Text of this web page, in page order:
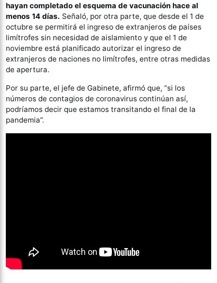
hayan completado el esquema de vacunación hace al
menos 14 días. Señaló, por otra parte, que desde el 1 de
octubre se permitirá el ingreso de extranjeros de países
limítrofes sin necesidad de aislamiento y que el 1 de
noviembre está planificado autorizar el ingreso de
extranjeros de naciones no limítrofes, entre otras medidas
de apertura.
Por su parte, el jefe de Gabinete, afirmó que, “si los
números de contagios de coronavirus continúan así,
podríamos decir que estamos transitando el final de la
pandemia”.